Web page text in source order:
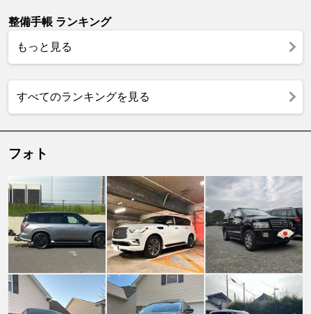
整備手帳 ランキング
もっと見る
すべてのランキングを見る
フォト